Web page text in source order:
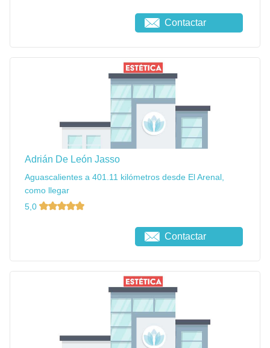
Contactar
Adrián De León Jasso
Aguascalientes a 401.11 kilómetros desde El Arenal,
como llegar
5,0
Contactar